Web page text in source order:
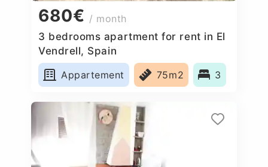
680€ / month
3 bedrooms apartment for rent in El
Vendrell, Spain
Appartement
75m2 3